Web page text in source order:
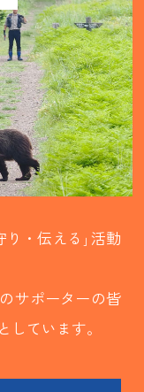
・伝える｣活動
サポーターの皆
ています。